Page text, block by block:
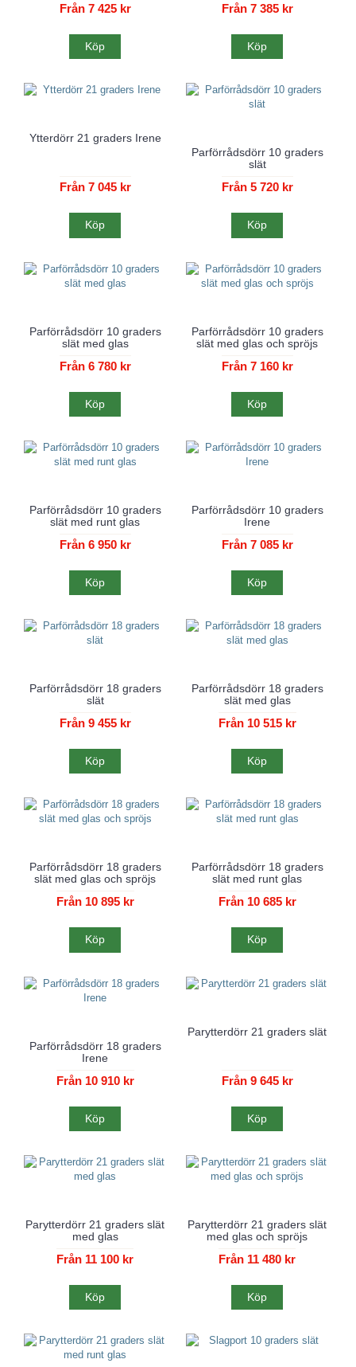
Från 7 425 kr
Köp
Från 7 385 kr
Köp
Ytterdörr 21 graders Irene
Från 7 045 kr
Köp
Parförrådsdörr 10 graders
slät
Från 5 720 kr
Köp
Parförrådsdörr 10 graders
slät med glas
Från 6 780 kr
Köp
Parförrådsdörr 10 graders
slät med glas och spröjs
Från 7 160 kr
Köp
Parförrådsdörr 10 graders
slät med runt glas
Från 6 950 kr
Köp
Parförrådsdörr 10 graders
Irene
Från 7 085 kr
Köp
Parförrådsdörr 18 graders
slät
Från 9 455 kr
Köp
Parförrådsdörr 18 graders
slät med glas
Från 10 515 kr
Köp
Parförrådsdörr 18 graders
slät med glas och spröjs
Från 10 895 kr
Köp
Parförrådsdörr 18 graders
slät med runt glas
Från 10 685 kr
Köp
Parförrådsdörr 18 graders
Irene
Från 10 910 kr
Köp
Parytterdörr 21 graders slät
Från 9 645 kr
Köp
Parytterdörr 21 graders slät
med glas
Från 11 100 kr
Köp
Parytterdörr 21 graders slät
med glas och spröjs
Från 11 480 kr
Köp